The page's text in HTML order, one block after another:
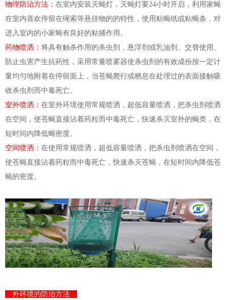
物理防治方法： 在室内安装灭蝇灯，灭蝇灯要24小时开启，利用家蝇
在室内喜欢停留在绳索等悬挂物的的特性，使用粘蝇纸或粘蝇条，对
进入室内的小家蝇有良好的粘捕作用。
药物喷洒： 将具有触杀作用的杀虫剂，悬浮剂或乳油剂、交替使用、
防止虫害产生抗药性，采用常量喷雾器使杀虫剂的有效成份按一定计
量均匀地附着在停留面上，当苍蝇爬行或栖息在处理过的表面接触吸
收杀虫剂而中毒死亡。
室外喷洒： 在室外环境使用常规喷洒，超低容量喷洒，把杀虫剂喷洒
在空间，使苍蝇直接沾着药粒而中毒死亡，快速杀灭室外的蝇类，在
短时间内降低蝇密度。
空间喷洒： 在使用常规喷洒，超低容量喷洒，把杀虫剂喷洒在空间，
使苍蝇直接沾着药粒而中毒死亡，快速杀灭苍蝇，在短时间内降低苍
蝇的密度。
外环境的防治方法